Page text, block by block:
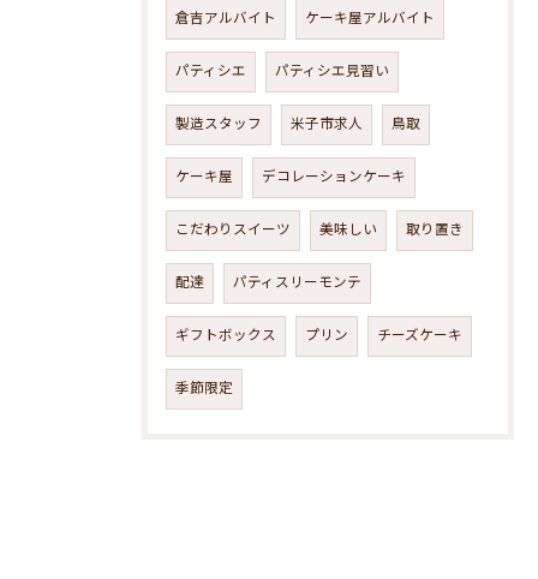
倉吉アルバイト ケーキ屋アルバイト
パティシエ パティシエ見習い
製造スタッフ 米子市求人 鳥取
ケーキ屋 デコレーションケーキ
こだわりスイーツ 美味しい 取り置き
配達 パティスリーモンテ
ギフトボックス プリン チーズケーキ
季節限定